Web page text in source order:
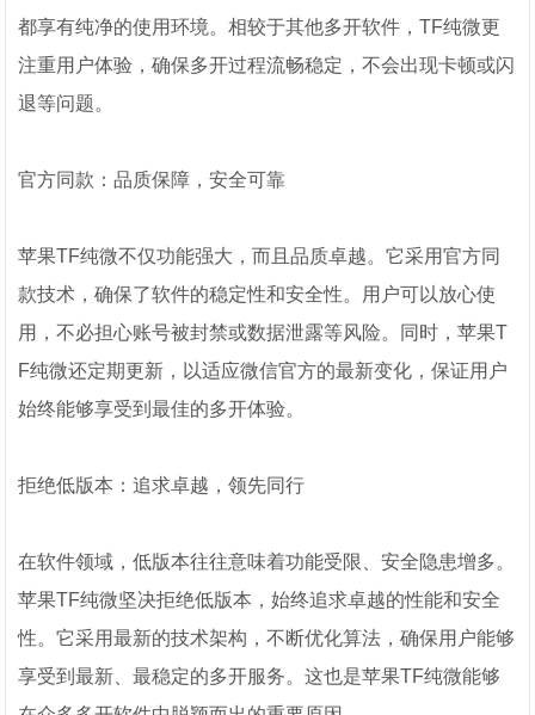
都享有纯净的使用环境。相较于其他多开软件，TF纯微更
注重用户体验，确保多开过程流畅稳定，不会出现卡顿或闪
退等问题。
官方同款：品质保障，安全可靠
苹果TF纯微不仅功能强大，而且品质卓越。它采用官方同
款技术，确保了软件的稳定性和安全性。用户可以放心使
用，不必担心账号被封禁或数据泄露等风险。同时，苹果T
F纯微还定期更新，以适应微信官方的最新变化，保证用户
始终能够享受到最佳的多开体验。
拒绝低版本：追求卓越，领先同行
在软件领域，低版本往往意味着功能受限、安全隐患增多。
苹果TF纯微坚决拒绝低版本，始终追求卓越的性能和安全
性。它采用最新的技术架构，不断优化算法，确保用户能够
享受到最新、最稳定的多开服务。这也是苹果TF纯微能够